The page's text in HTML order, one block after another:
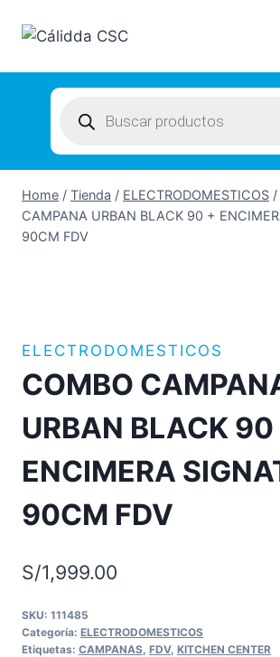
search
Home / Tienda / ELECTRODOMESTICOS /
CAMPANA URBAN BLACK 90 +
90CM FDV
ELECTRODOMESTICOS
COMBO
URBAN BLACK 90
ENCIMERA
90CM FDV
S/1,999.00
SKU: 111485
Categoría: ELECTRODOMESTICOS
Etiquetas: CAMPANAS FDV, KITCHEN CENTER